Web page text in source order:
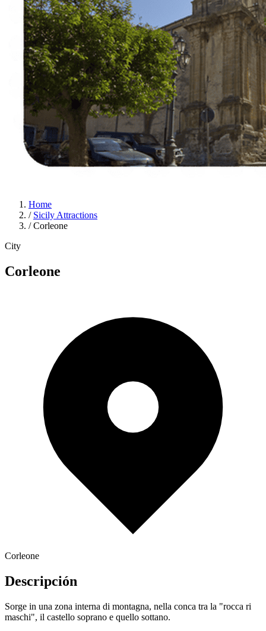
Home
/ Sicily Attractions
/ Corleone
City
Corleone
Corleone
Descripción
Sorge in una zona interna di montagna, nella conca tra la "rocca ri
maschi", il castello soprano e quello sottano.